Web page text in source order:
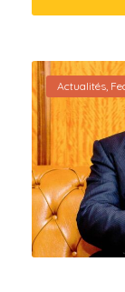
Actualités,